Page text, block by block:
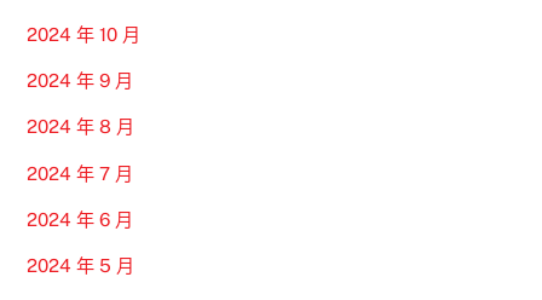
2024 年 10 月
2024 年 9 月
2024 年 8 月
2024 年 7 月
2024 年 6 月
2024 年 5 月